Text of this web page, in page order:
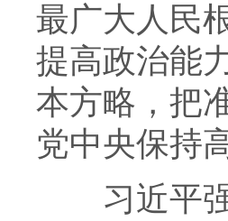
最广大人民
提高政治能
本方略，把
党中央保持
习近平强